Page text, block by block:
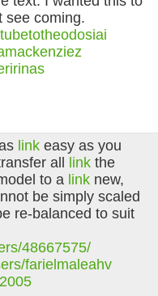
see coming.
link easy as you
all
link the
to a link new,
be simply scaled
re-balanced to suit
48667575/
farielmaleahv